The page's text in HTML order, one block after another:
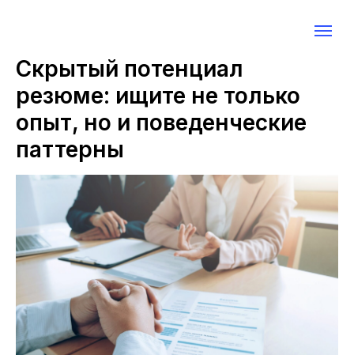
Скрытый потенциал
резюме: ищите не только
опыт, но и поведенческие
паттерны